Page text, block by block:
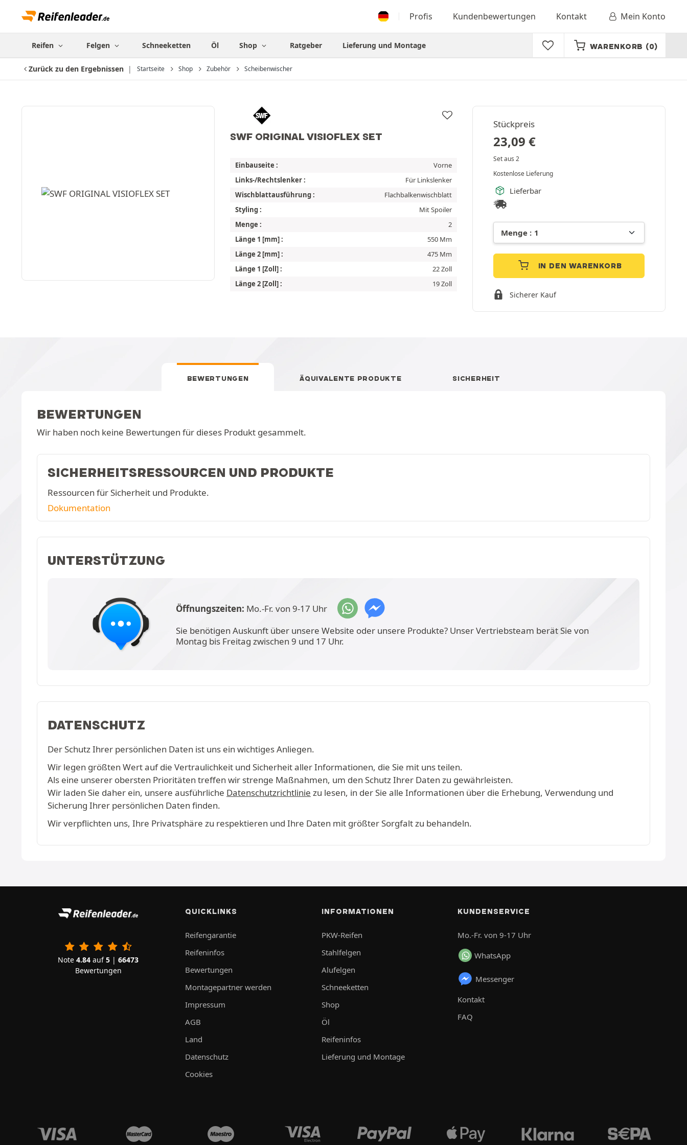
Profis Kundenbewertungen Kontakt Mein Konto
Reifen Felgen Schneeketten Öl Shop Ratgeber Lieferung und Montage WARENKORB (0)
Zurück zu den Ergebnissen Startseite Shop Zubehör Scheibenwischer
SWF ORIGINAL VISIOFLEX SET
Stückpreis
23,09 €
Set aus 2
Kostenlose Lieferung
Lieferbar
IN DEN WARENKORB
Sicherer Kauf
Einbauseite :
Vorne
Links-/Rechtslenker :
Für Linkslenker
Wischblattausführung :
Flachbalkenwischblatt
Styling :
Mit Spoiler
Menge :
2
Länge 1 [mm] :
550 Mm
Länge 2 [mm] :
475 Mm
Länge 1 [Zoll] :
22 Zoll
Länge 2 [Zoll] :
19 Zoll
BEWERTUNGEN ÄQUIVALENTE PRODUKTE SICHERHEIT
BEWERTUNGEN
Wir haben noch keine Bewertungen für dieses Produkt gesammelt.
SICHERHEITSRESSOURCEN UND PRODUKTE
Ressourcen für Sicherheit und Produkte.
Dokumentation
UNTERSTÜTZUNG
Öffnungszeiten: Mo.-Fr. von 9-17 Uhr
Sie benötigen Auskunft über unsere Website oder unsere Produkte? Unser Vertriebsteam berät Sie von
Montag bis Freitag zwischen 9 und 17 Uhr.
DATENSCHUTZ
Der Schutz Ihrer persönlichen Daten ist uns ein wichtiges Anliegen.
Wir legen größten Wert auf die Vertraulichkeit und Sicherheit aller Informationen, die Sie mit uns teilen.
Als eine unserer obersten Prioritäten treffen wir strenge Maßnahmen, um den Schutz Ihrer Daten zu gewährleisten.
Wir laden Sie daher ein, unsere ausführliche Datenschutzrichtlinie zu lesen, in der Sie alle Informationen über die Erhebung, Verwendung und
Sicherung Ihrer persönlichen Daten finden.
Wir verpflichten uns, Ihre Privatsphäre zu respektieren und Ihre Daten mit größter Sorgfalt zu behandeln.
Note 4.84 auf5 | 66473
Bewertungen
QUICKLINKS
Reifengarantie
Reifeninfos
Bewertungen
Montagepartner werden
Impressum
AGB
Land
Datenschutz
Cookies
INFORMATIONEN
PKW-Reifen
Stahlfelgen
Alufelgen
Schneeketten
Shop
Öl
Reifeninfos
Lieferung und Montage
KUNDENSERVICE
Mo.-Fr. von 9-17 Uhr
WhatsApp
Messenger
Kontakt
FAQ